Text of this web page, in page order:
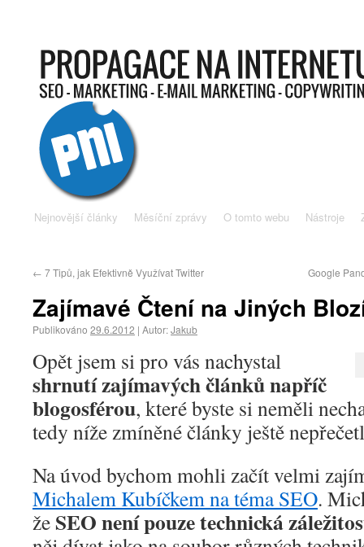
Nejnovější články Měsíční zprávy O tomto webu Nástroje
← 7 Tipů, jak Efektivně Využívat Twitter Google
Zajímavé Čtení na Jiných
Publikováno 29.6.2012 | Autor:Jakub
Opět jsem si pro vás nachystal
shrnutí zajímavých článků napříč
blogosférou, které byste si neměli
tedy níže zmíněné články ještě
Na úvod bychom mohli začít velmi
Michalem Kubíčkem na téma SEO.
že SEO není pouze technická